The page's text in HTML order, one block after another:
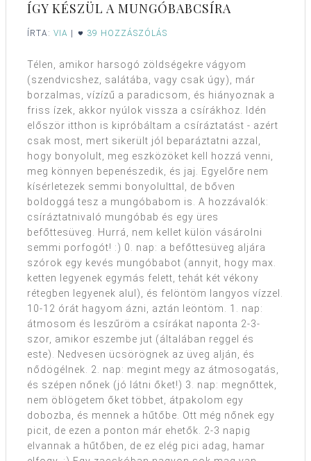
ÍGY KÉSZÜL A MUNGÓBABCSÍRA
ÍRTA: VIA 39 HOZZÁSZÓLÁS
Télen, amikor harsogó zöldségekre vágyom
(szendvicshez, salátába, vagy csak úgy), már
borzalmas, vízízű a paradicsom, és hiányoznak a
friss ízek, akkor nyúlok vissza a csírákhoz. Idén
először itthon is kipróbáltam a csíráztatást - azért
csak most, mert sikerült jól beparáztatni azzal,
hogy bonyolult, meg eszközöket kell hozzá venni,
meg könnyen bepenészedik, és jaj. Egyelőre nem
kísérletezek semmi bonyolulttal, de bőven
boldoggá tesz a mungóbabom is. A hozzávalók:
csíráztatnivaló mungóbab és egy üres
befőttesüveg. Hurrá, nem kellet külön vásárolni
semmi porfogót! :) 0. nap: a befőttesüveg aljára
szórok egy kevés mungóbabot (annyit, hogy max.
ketten legyenek egymás felett, tehát két vékony
rétegben legyenek alul), és felöntöm langyos vízzel.
10-12 órát hagyom ázni, aztán leöntöm. 1. nap:
átmosom és leszűröm a csírákat naponta 2-3-
szor, amikor eszembe jut (általában reggel és
este). Nedvesen ücsörögnek az üveg alján, és
nődögélnek. 2. nap: megint megy az átmosogatás,
és szépen nőnek (jó látni őket!) 3. nap: megnőttek,
nem öblögetem őket többet, átpakolom egy
dobozba, és mennek a hűtőbe. Ott még nőnek egy
picit, de ezen a ponton már ehetők. 2-3 napig
elvannak a hűtőben, de ez elég pici adag, hamar